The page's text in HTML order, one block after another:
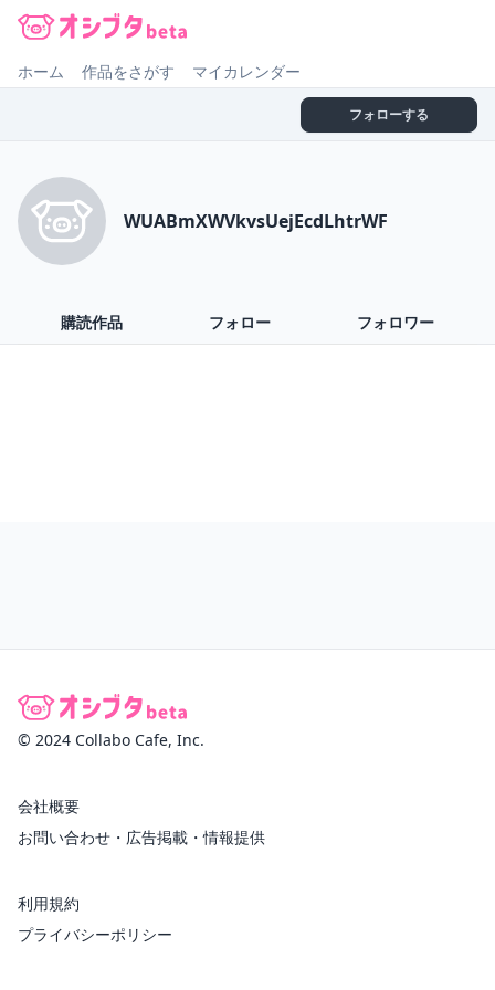
ホーム 作品をさがす マイカレンダー
フォローする
WUABmXWVkvsUejEcdLhtrWF
購読作品 フォロー フォロワー
© 2024 Collabo Cafe, Inc.
会社概要
お問い合わせ・広告掲載・情報提供
利用規約
プライバシーポリシー